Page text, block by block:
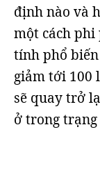
định nào và
một cách phi
tính phổ
giảm tới 100
sẽ quay trở
ở trong